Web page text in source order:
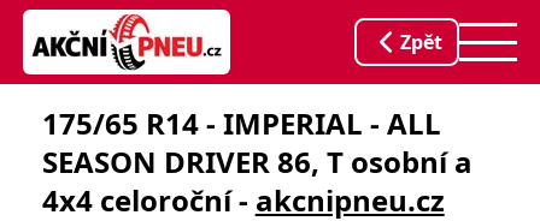
Zpět
175/65 R14 - IMPERIAL - ALL
SEASON DRIVER 86, T osobní a
4x4 celoroční - akcnipneu.cz